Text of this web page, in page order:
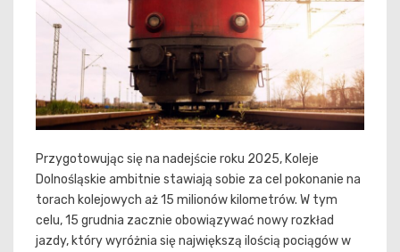
Przygotowując się na nadejście roku 2025, Koleje
Dolnośląskie ambitnie stawiają sobie za cel pokonanie na
torach kolejowych aż 15 milionów kilometrów. W tym
celu, 15 grudnia zacznie obowiązywać nowy rozkład
jazdy, który wyróżnia się największą ilością pociągów w